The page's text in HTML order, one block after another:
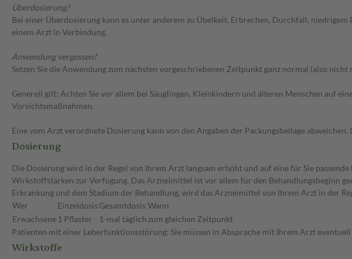
Überdosierung?
Bei einer Überdosierung kann es unter anderem zu Übelkeit, Erbrechen, Durchfall,
einem Arzt in Verbindung.
Anwendung vergessen?
Setzen Sie die Anwendung zum nächsten vorgeschriebenen Zeitpunkt ganz normal (also
Generell gilt: Achten Sie vor allem bei Säuglingen, Kleinkindern und älteren Menschen auf
Vorsichtsmaßnahmen.
Eine vom Arzt verordnete Dosierung kann von den Angaben der Packungsbeilage
Dosierung
Die Dosierung wird in der Regel von Ihrem Arzt langsam erhöht und auf eine für Sie
Wirkstoffstärken zur Verfügung. Das Arzneimittel ist vor allem für den Behandlungsbeginn
Erkrankung und dem Stadium der Behandlung, wird das Arzneimittel von Ihrem Arzt in der
Wer
Einzeldosis Gesamtdosis Wann
Erwachsene 1 Pflaster 1-mal täglich zum gleichen Zeitpunkt
Patienten mit einer Leberfunktionsstörung: Sie müssen in Absprache mit Ihrem Arzt
Wirkstoffe